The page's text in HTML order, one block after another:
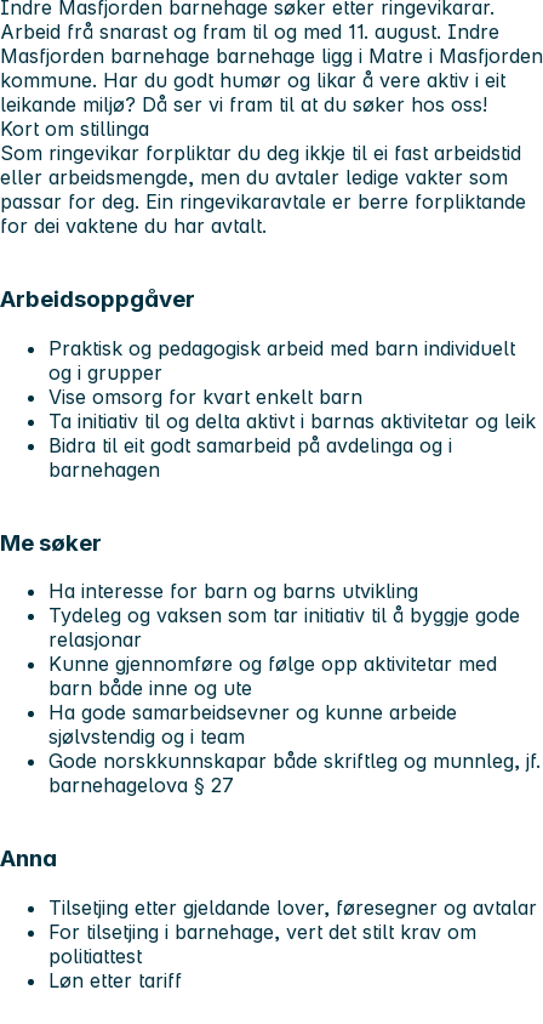
Indre Masfjorden barnehage søker etter ringevikarar.
Arbeid frå snarast og fram til og med 11. august. Indre
Masfjorden barnehage barnehage ligg i Matre i Masfjorden
kommune. Har du godt humør og likar å vere aktiv i eit
leikande miljø? Då ser vi fram til at du søker hos oss!
Kort om stillinga
Som ringevikar forpliktar du deg ikkje til ei fast arbeidstid
eller arbeidsmengde, men du avtaler ledige vakter som
passar for deg. Ein ringevikaravtale er berre forpliktande
for dei vaktene du har avtalt.
Arbeidsoppgåver
Praktisk og pedagogisk arbeid med barn individuelt
og i grupper
Vise omsorg for kvart enkelt barn
Ta initiativ til og delta aktivt i barnas aktivitetar og leik
Bidra til eit godt samarbeid på avdelinga og i
barnehagen
Me søker
Ha interesse for barn og barns utvikling
Tydeleg og vaksen som tar initiativ til å byggje gode
relasjonar
Kunne gjennomføre og følge opp aktivitetar med
barn både inne og ute
Ha gode samarbeidsevner og kunne arbeide
sjølvstendig og i team
Gode norskkunnskapar både skriftleg og munnleg, jf.
barnehagelova § 27
Anna
Tilsetjing etter gjeldande lover, føresegner og avtalar
For tilsetjing i barnehage, vert det stilt krav om
politiattest
Løn etter tariff